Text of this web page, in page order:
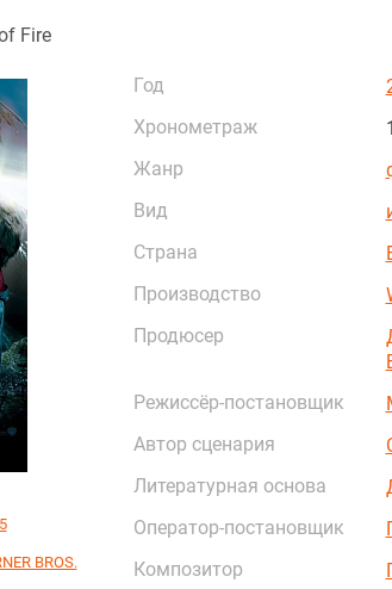
Fire
BROS.
Год
Хронометраж
Жанр
Вид
Страна
Производство
Продюсер
Режиссёр-постановщик
Автор сценария
Литературная основа
Оператор-постановщик
Композитор